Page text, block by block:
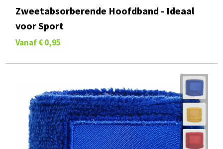
Zweetabsorberende Hoofdband - Ideaal
voor Sport
Vanaf € 0,95